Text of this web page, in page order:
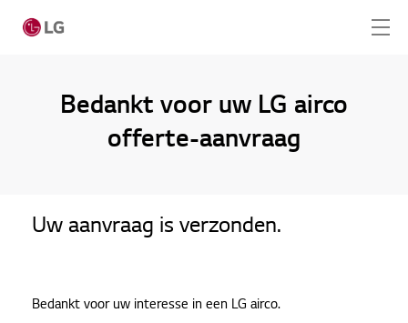
Totaaloplossingen
Nieuws
Bedankt voor uw LG airco
offerte-aanvraag
Uw aanvraag is verzonden.
Bedankt voor uw interesse in een LG airco.